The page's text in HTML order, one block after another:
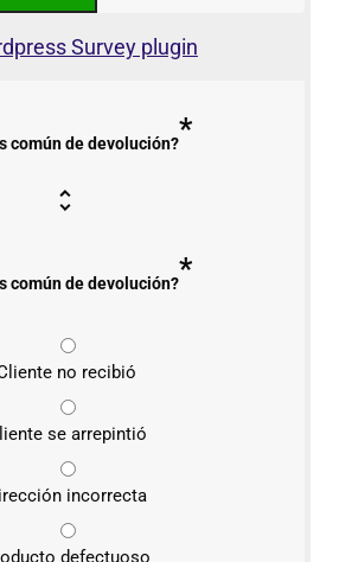
Survey plugin
común de devolución?*
común de devolución?*
no recibió
se arrepintió
incorrecta
defectuoso